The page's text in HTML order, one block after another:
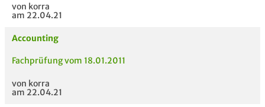
von korra
am 22.04.21
Accounting
Fachprüfung vom 18.01.2011
von korra
am 22.04.21